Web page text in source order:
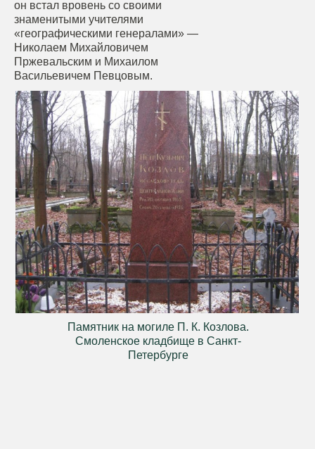
Памятник на могиле П. К. Козлова.
Смоленское кладбище в Санкт-
Петербурге
он встал вровень со своими
знаменитыми учителями
«географическими генералами» —
Николаем Михайловичем
Пржевальским и Михаилом
Васильевичем Певцовым.